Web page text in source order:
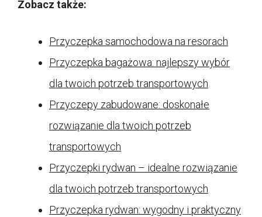
Zobacz także:
Przyczepka samochodowa na resorach
Przyczepka bagażowa: najlepszy wybór
dla twoich potrzeb transportowych
Przyczepy zabudowane: doskonałe
rozwiązanie dla twoich potrzeb
transportowych
Przyczepki rydwan – idealne rozwiązanie
dla twoich potrzeb transportowych
Przyczepka rydwan: wygodny i praktyczny